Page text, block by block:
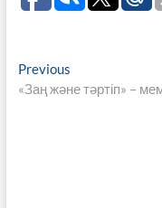
Навигация
по
PreviousPrevious
post:
«Заң және тәртіп» –